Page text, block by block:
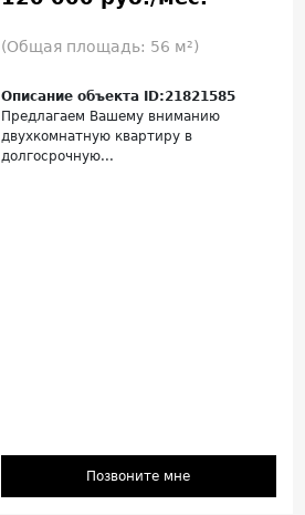
(Общая площадь: 56 м²)
Описание объекта ID:21821585
Предлагаем Вашему вниманию
двухкомнатную квартиру в
долгосрочную...
Позвоните мне